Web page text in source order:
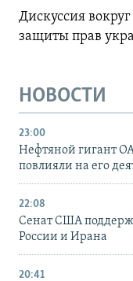
Дискуссия
защиты прав
НОВОСТИ
23:00
Нефтяной гигант
повлияли на его
22:08
Сенат США
России и Ирана
20:41